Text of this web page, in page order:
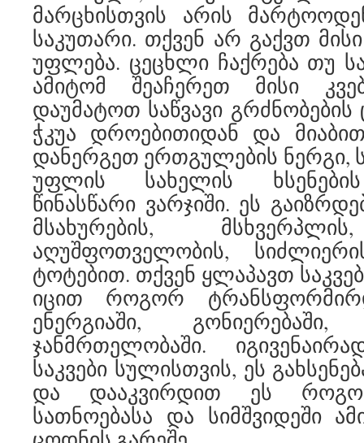
მარცხისთვის არის
საკუთარი. თქვენ არ გაქვთ
უფლება. ცეცხლი ჩაქრება თუ
ამიტომ შეაჩერეთ მისი
დაუმატოთ საწვავი
ჭკუა დროებითიდან და
დანერგეთ ერთგულების ნერგი,
უფლის სახელის ხსენების
წინასწარი ვარჯიში. ეს
მსახურების,
აღუშფოთველობის,
ტოტებით. თქვენ ყლაპავთ
იცით როგორ
ენერგიაში,
ჯანმრთელობაში.
საკვები სულისთვის, ეს
და დააკვირდით ეს
სათნოებასა და სიმშვიდეში